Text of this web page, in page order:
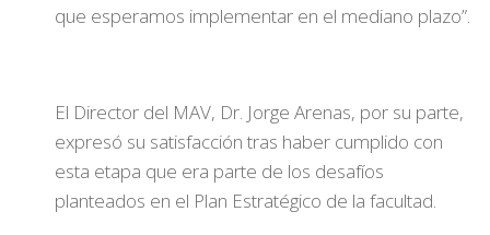
que esperamos implementar en el mediano plazo”.
El Director del MAV, Dr. Jorge Arenas, por su parte,
expresó su satisfacción tras haber cumplido con
esta etapa que era parte de los desafíos
planteados en el Plan Estratégico de la facultad.